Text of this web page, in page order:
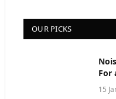
OUR PICKS
For
15